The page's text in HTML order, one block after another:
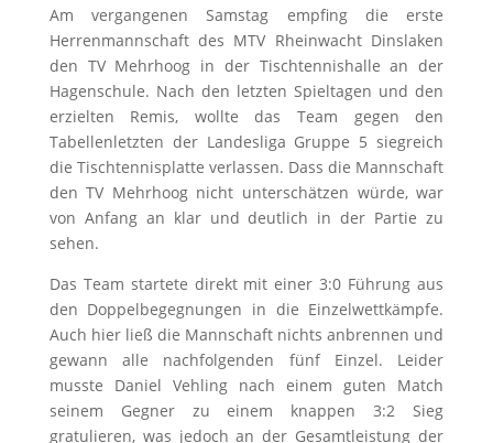
Am vergangenen Samstag empfing die erste
Herrenmannschaft des MTV Rheinwacht Dinslaken
den TV Mehrhoog in der Tischtennishalle an der
Hagenschule. Nach den letzten Spieltagen und den
erzielten Remis, wollte das Team gegen den
Tabellenletzten der Landesliga Gruppe 5 siegreich
die Tischtennisplatte verlassen. Dass die Mannschaft
den TV Mehrhoog nicht unterschätzen würde, war
von Anfang an klar und deutlich in der Partie zu
sehen.
Das Team startete direkt mit einer 3:0 Führung aus
den Doppelbegegnungen in die Einzelwettkämpfe.
Auch hier ließ die Mannschaft nichts anbrennen und
gewann alle nachfolgenden fünf Einzel. Leider
musste Daniel Vehling nach einem guten Match
seinem Gegner zu einem knappen 3:2 Sieg
gratulieren, was jedoch an der Gesamtleistung der